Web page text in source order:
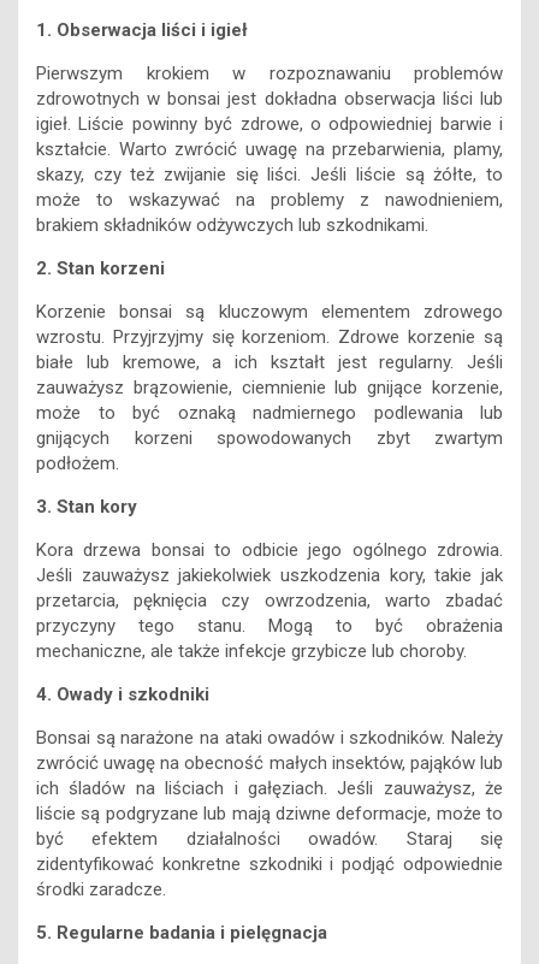
1. Obserwacja liści i igieł
Pierwszym krokiem w rozpoznawaniu problemów
zdrowotnych w bonsai jest dokładna obserwacja liści lub
igieł. Liście powinny być zdrowe, o odpowiedniej barwie i
kształcie. Warto zwrócić uwagę na przebarwienia, plamy,
skazy, czy też zwijanie się liści. Jeśli liście są żółte, to
może to wskazywać na problemy z nawodnieniem,
brakiem składników odżywczych lub szkodnikami.
2. Stan korzeni
Korzenie bonsai są kluczowym elementem zdrowego
wzrostu. Przyjrzyjmy się korzeniom. Zdrowe korzenie są
białe lub kremowe, a ich kształt jest regularny. Jeśli
zauważysz brązowienie, ciemnienie lub gnijące korzenie,
może to być oznaką nadmiernego podlewania lub
gnijących korzeni spowodowanych zbyt zwartym
podłożem.
3. Stan kory
Kora drzewa bonsai to odbicie jego ogólnego zdrowia.
Jeśli zauważysz jakiekolwiek uszkodzenia kory, takie jak
przetarcia, pęknięcia czy owrzodzenia, warto zbadać
przyczyny tego stanu. Mogą to być obrażenia
mechaniczne, ale także infekcje grzybicze lub choroby.
4. Owady i szkodniki
Bonsai są narażone na ataki owadów i szkodników. Należy
zwrócić uwagę na obecność małych insektów, pająków lub
ich śladów na liściach i gałęziach. Jeśli zauważysz, że
liście są podgryzane lub mają dziwne deformacje, może to
być efektem działalności owadów. Staraj się
zidentyfikować konkretne szkodniki i podjąć odpowiednie
środki zaradcze.
5. Regularne badania i pielęgnacja